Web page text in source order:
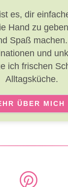
es, dir
Hand zu
Spaß
und
ich frischen
Alltagsküche.
ÜBER MICH